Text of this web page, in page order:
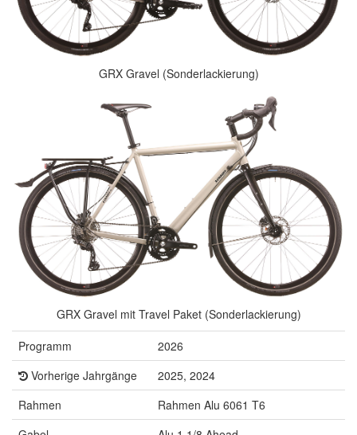
GRX Gravel (Sonderlackierung)
GRX Gravel mit Travel Paket (Sonderlackierung)
Programm
2026
Vorherige Jahrgänge
2025, 2024
Rahmen
Rahmen Alu 6061 T6